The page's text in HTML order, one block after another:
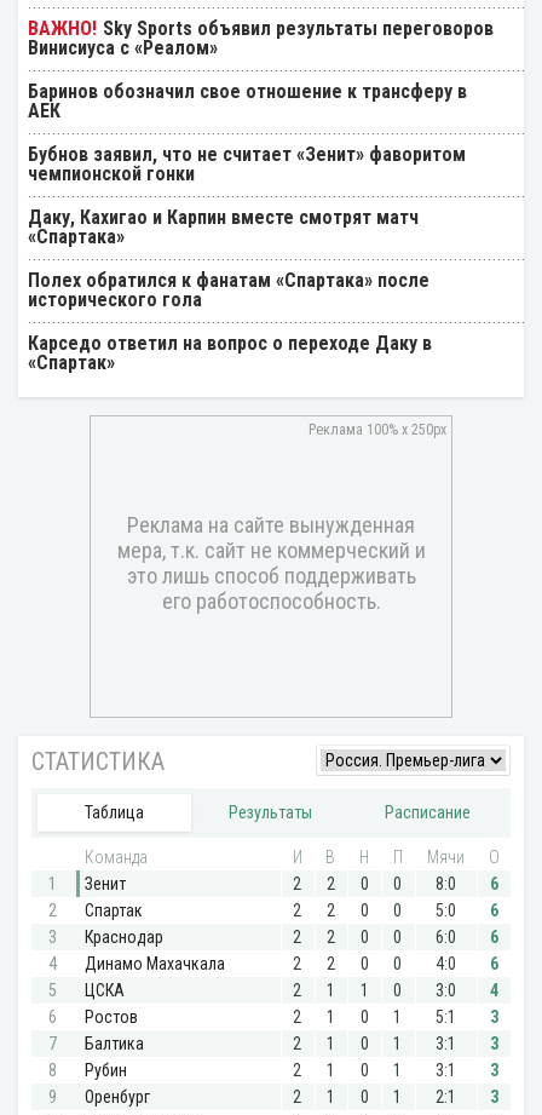
Sky Sports объявил результаты переговоров
Винисиуса с «Реалом»
Баринов обозначил свое отношение к трансферу в
АЕК
Бубнов заявил, что не считает «Зенит» фаворитом
чемпионской гонки
Даку, Кахигао и Карпин вместе смотрят матч
«Спартака»
Полех обратился к фанатам «Спартака» после
исторического гола
Карседо ответил на вопрос о переходе Даку в
«Спартак»